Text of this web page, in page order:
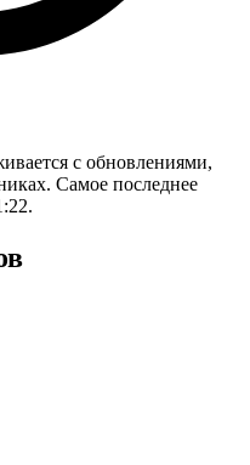
с обновлениями,
Самое последнее